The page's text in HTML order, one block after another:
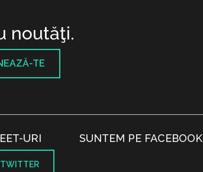
noutăţi.
TE
URI
TWITTER
SUNTEM PE FACEBOOK